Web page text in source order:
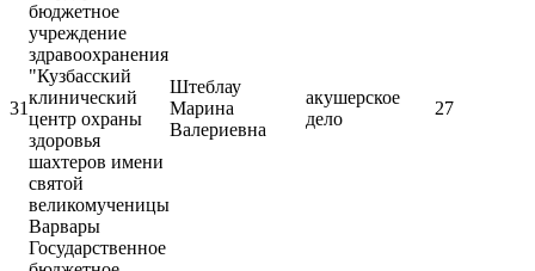
31
бюджетное
учреждение
здравоохранения
"Кузбасский
клинический
центр охраны
здоровья
шахтеров имени
святой
великомученицы
Варвары
Штеблау
Марина
Валериевна
акушерское
дело
27
Государственное